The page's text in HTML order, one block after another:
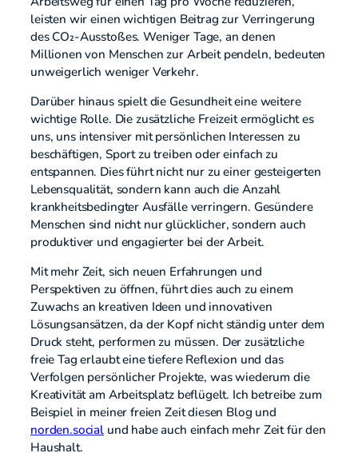
leisten wir einen wichtigen Beitrag zur Verringerung
des CO₂-Ausstoßes. Weniger Tage, an denen
Millionen von Menschen zur Arbeit pendeln, bedeuten
unweigerlich weniger Verkehr.
Darüber hinaus spielt die Gesundheit eine weitere
wichtige Rolle. Die zusätzliche Freizeit ermöglicht es
uns, uns intensiver mit persönlichen Interessen zu
beschäftigen, Sport zu treiben oder einfach zu
entspannen. Dies führt nicht nur zu einer gesteigerten
Lebensqualität, sondern kann auch die Anzahl
krankheitsbedingter Ausfälle verringern. Gesündere
Menschen sind nicht nur glücklicher, sondern auch
produktiver und engagierter bei der Arbeit.
Mit mehr Zeit, sich neuen Erfahrungen und
Perspektiven zu öffnen, führt dies auch zu einem
Zuwachs an kreativen Ideen und innovativen
Lösungsansätzen, da der Kopf nicht ständig unter dem
Druck steht, performen zu müssen. Der zusätzliche
freie Tag erlaubt eine tiefere Reflexion und das
Verfolgen persönlicher Projekte, was wiederum die
Kreativität am Arbeitsplatz beflügelt. Ich betreibe zum
Beispiel in meiner freien Zeit diesen Blog und
norden.social und habe auch einfach mehr Zeit für den
Haushalt.